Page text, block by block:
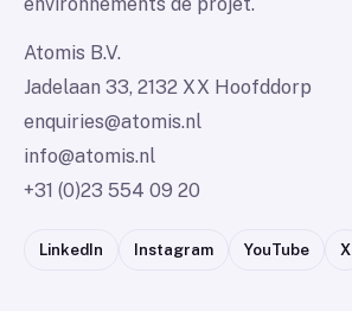
Atomis B.V.
Jadelaan 33, 2132 XX Hoofddorp
enquiries@atomis.nl
info@atomis.nl
+31 (0)23 554 09 20
LinkedIn Instagram YouTube X